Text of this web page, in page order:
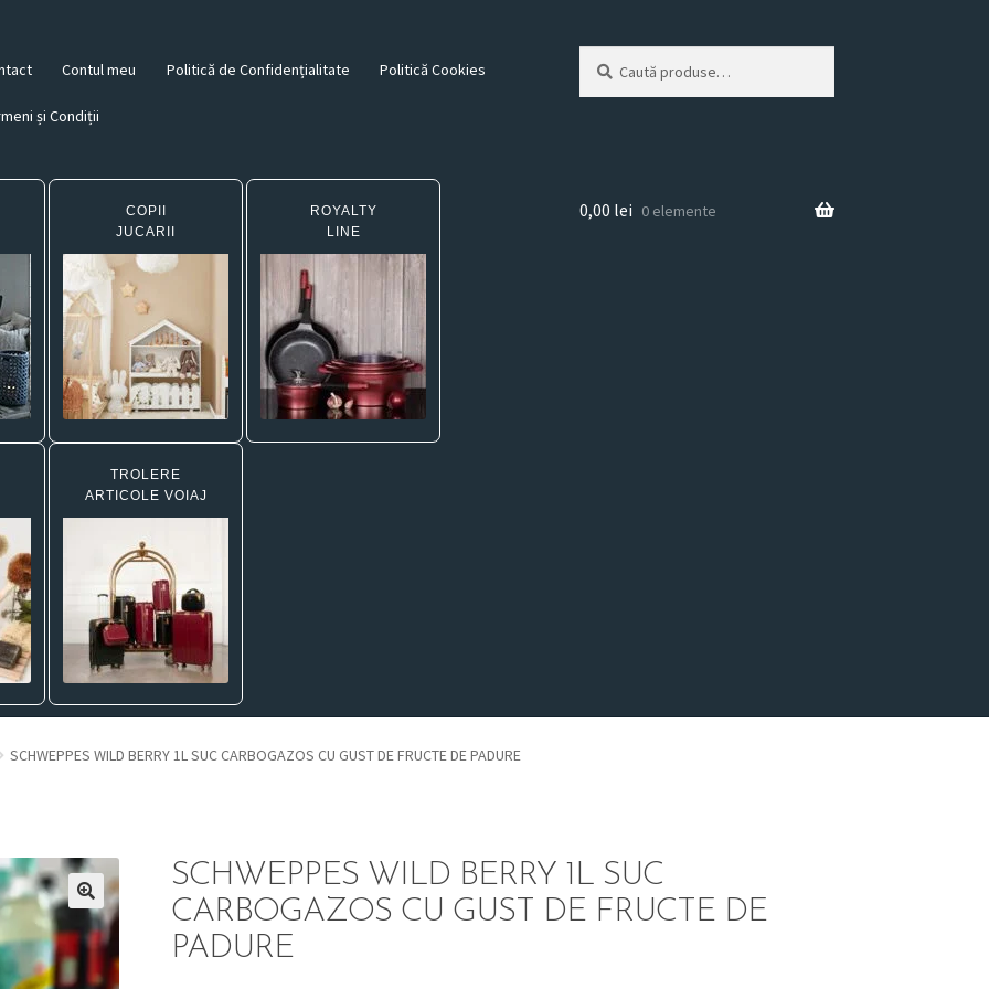
Contul meu Politică de Confidențialitate Politică Cookies
și Condiții
după:
COPII
JUCARII
ROYALTY
LINE
TROLERE
ARTICOLE VOIAJ
0,00 lei 0 elemente
SCHWEPPES WILD BERRY 1L SUC CARBOGAZOS CU GUST DE FRUCTE DE PADURE
SCHWEPPES WILD BERRY 1L SUC
CARBOGAZOS CU GUST DE FRUCTE DE
PADURE